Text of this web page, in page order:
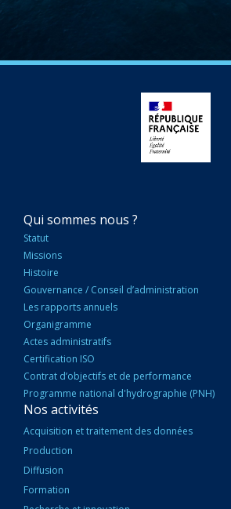
NAVIGATION
PRINCIPALE
Qui sommes nous ?
Statut
Missions
Histoire
Gouvernance / Conseil d’administration
Les rapports annuels
Organigramme
Actes administratifs
Certification ISO
Contrat d’objectifs et de performance
Programme national d'hydrographie (PNH)
Nos activités
Acquisition et traitement des données
Production
Diffusion
Formation